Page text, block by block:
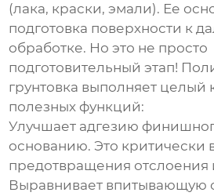
(лака, краски, эмали). Ее
подготовка поверхности к
обработке. Но это не просто
подготовительный этап!
грунтовка выполняет целый
полезных функций:
Улучшает адгезию
основанию. Это критически
предотвращения
Выравнивает впитывающую